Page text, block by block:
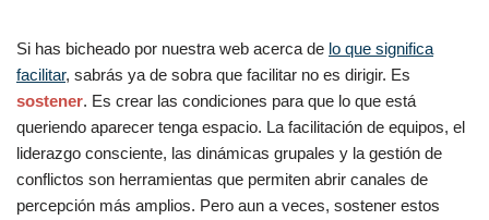
Si has bicheado por nuestra web acerca de lo que significa
facilitar, sabrás ya de sobra que facilitar no es dirigir. Es
sostener. Es crear las condiciones para que lo que está
queriendo aparecer tenga espacio. La facilitación de equipos, el
liderazgo consciente, las dinámicas grupales y la gestión de
conflictos son herramientas que permiten abrir canales de
percepción más amplios. Pero aun a veces, sostener estos